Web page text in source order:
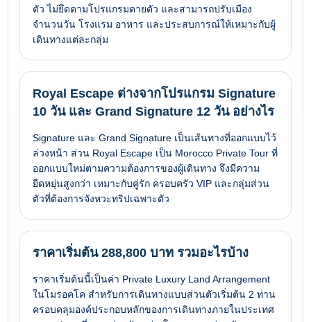
ตัว ไม่ยึดตามโปรแกรมตายตัว และสามารถปรับเมือง
จำนวนวัน โรงแรม อาหาร และประสบการณ์ให้เหมาะกับผู้
เดินทางแต่ละกลุ่ม
Royal Escape ต่างจากโปรแกรม Signature
10 วัน และ Grand Signature 12 วัน อย่างไร
Signature และ Grand Signature เป็นเส้นทางที่ออกแบบไว้
ล่วงหน้า ส่วน Royal Escape เป็น Morocco Private Tour ที่
ออกแบบใหม่ตามความต้องการของผู้เดินทาง จึงมีความ
ยืดหยุ่นสูงกว่า เหมาะกับคู่รัก ครอบครัว VIP และกลุ่มส่วน
ตัวที่ต้องการจังหวะทริปเฉพาะตัว
ราคาเริ่มต้น 288,800 บาท รวมอะไรบ้าง
ราคาเริ่มต้นนี้เป็นค่า Private Luxury Land Arrangement
ในโมรอคโค สำหรับการเดินทางแบบส่วนตัวเริ่มต้น 2 ท่าน
ครอบคลุมองค์ประกอบหลักของการเดินทางภายในประเทศ